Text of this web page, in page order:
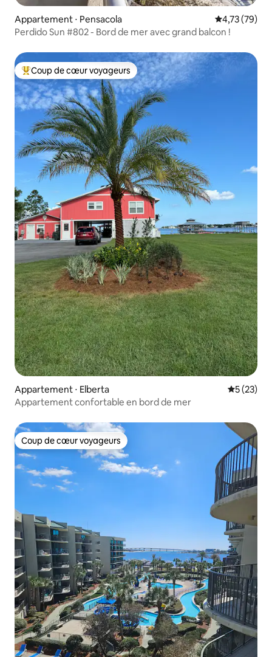
Appartement ⋅ Pensacola Évaluation
4,73 (79)
Perdido Sun #802 - Bord de mer avec grand balcon !
Coups de cœur voyageurs les plus appréciés
Coup de cœur voyageurs
Appartement ⋅ Elberta
5 (23)
Appartement confortable en bord de mer
Coup de cœur voyageurs
Coup de cœur voyageurs